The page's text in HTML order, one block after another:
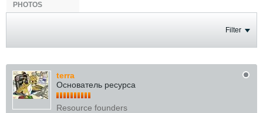
PHOTOS
Filter
terra
Основатель ресурса
Resource founders